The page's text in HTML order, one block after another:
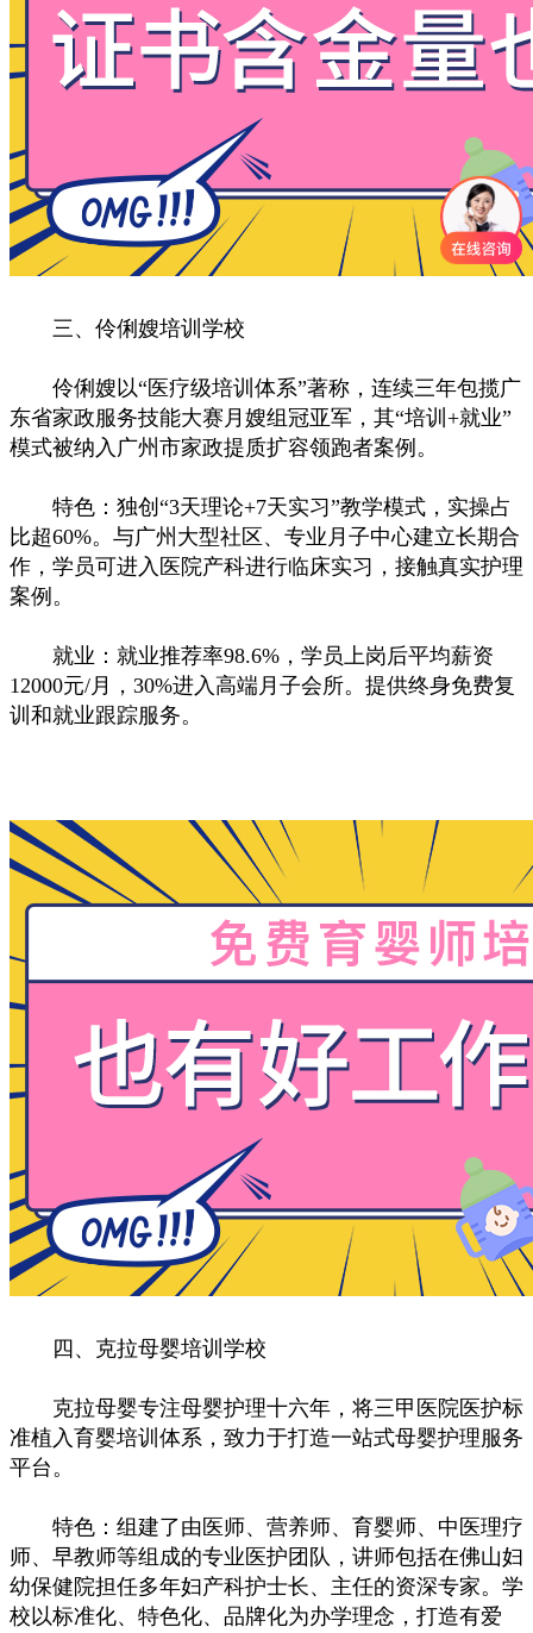
三、伶俐嫂培训学校
伶俐嫂以“医疗级培训体系”著称，连续三年包揽广
东省家政服务技能大赛月嫂组冠亚军，其“培训+就业”
模式被纳入广州市家政提质扩容领跑者案例。
特色：独创“3天理论+7天实习”教学模式，实操占
比超60%。与广州大型社区、专业月子中心建立长期合
作，学员可进入医院产科进行临床实习，接触真实护理
案例。
就业：就业推荐率98.6%，学员上岗后平均薪资
12000元/月，30%进入高端月子会所。提供终身免费复
训和就业跟踪服务。
四、克拉母婴培训学校
克拉母婴专注母婴护理十六年，将三甲医院医护标
准植入育婴培训体系，致力于打造一站式母婴护理服务
平台。
特色：组建了由医师、营养师、育婴师、中医理疗
师、早教师等组成的专业医护团队，讲师包括在佛山妇
幼保健院担任多年妇产科护士长、主任的资深专家。学
校以标准化、特色化、品牌化为办学理念，打造有爱